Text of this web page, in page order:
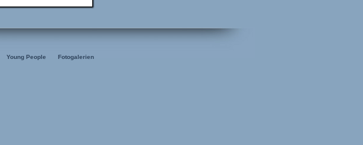
Young People Fotogalerien